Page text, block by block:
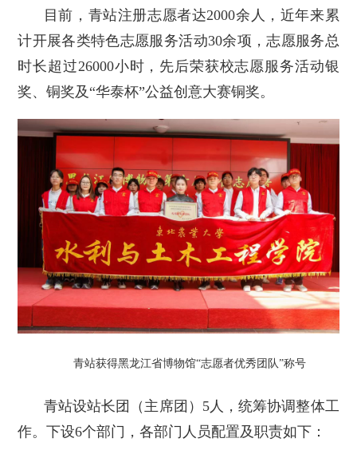
目前，青站注册志愿者达2000余人，近年来累
计开展各类特色志愿服务活动30余项，志愿服务总
时长超过26000小时，先后荣获校志愿服务活动银
奖、铜奖及“华泰杯”公益创意大赛铜奖。
青站获得黑龙江省博物馆“志愿者优秀团队”称号
青站设站长团（主席团）5人，统筹协调整体工
作。下设6个部门，各部门人员配置及职责如下：